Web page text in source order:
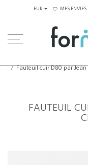
EUR MES ENVIES
Fauteuil cuir D80 par Jean
FAUTEUIL